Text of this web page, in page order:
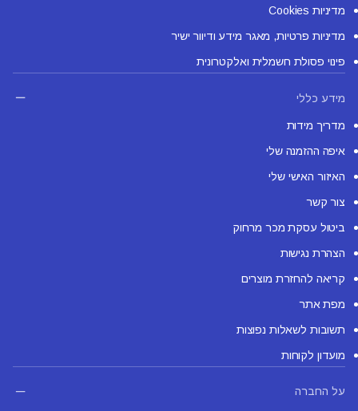
מדיניות Cookies
מדיניות פרטיות, מאגר מידע ודיוור ישיר
פינוי פסולת חשמלית ואלקטרונית
מידע כללי
מדריך מידות
איפה ההזמנה שלי
האיזור האישי שלי
צור קשר
ביטול עסקת מכר מרחוק
הצהרת נגישות
קריאה להחזרת מוצרים
מפת אתר
תשובות לשאלות נפוצות
מועדון לקוחות
על החברה